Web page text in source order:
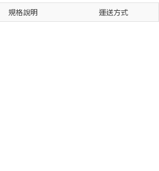
規格說明 運送方式